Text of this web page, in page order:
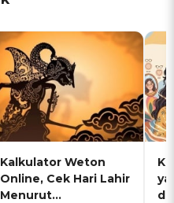
Kalkulator Weton
Online, Cek Hari Lahir
Menurut